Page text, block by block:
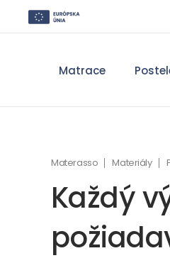
Matrace
Materasso Materiály
Každý